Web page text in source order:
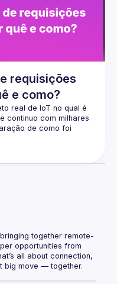
requisições
e como?
real de IoT no qual é
continuo com milhares
de como foi
e o porquê foi
em golang,
together remote-
opportunities from
all about connection,
big move — together.